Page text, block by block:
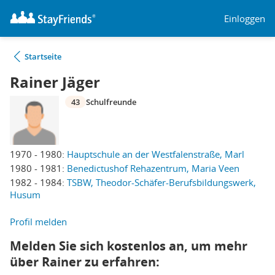
Einloggen
Startseite
Rainer Jäger
1970 - 1980: Hauptschule an der Westfalenstraße, Marl
1980 - 1981: Benedictushof Rehazentrum, Maria Veen
1982 - 1984: TSBW, Theodor-Schäfer-Berufsbildungswerk,
Husum
43 Schulfreunde
Profil melden
Melden Sie sich kostenlos an, um mehr
über Rainer zu erfahren: